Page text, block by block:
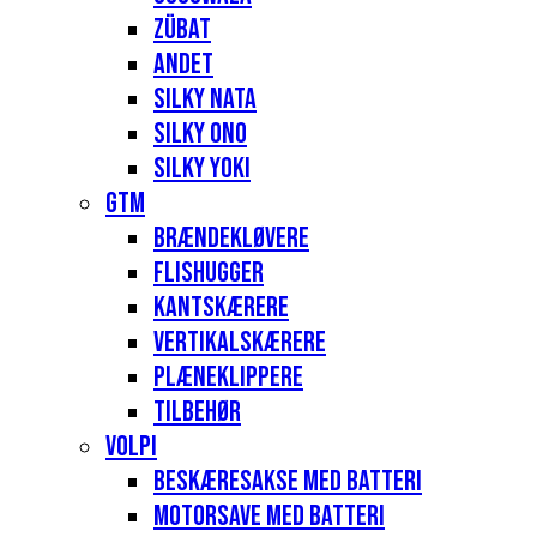
Zübat
Andet
Silky Nata
Silky Ono
Silky Yoki
GTM
Brændekløvere
Flishugger
Kantskærere
Vertikalskærere
Plæneklippere
Tilbehør
Volpi
Beskæresakse med batteri
Motorsave med batteri